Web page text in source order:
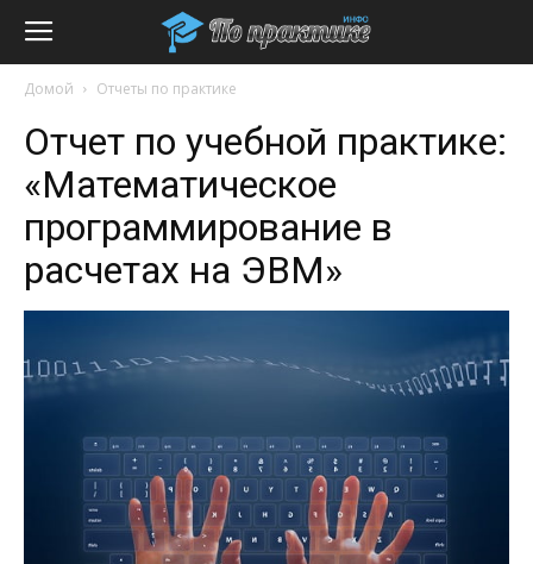
Домой Отчеты по практике
Отчет по учебной практике:
«Математическое
программирование в
расчетах на ЭВМ»